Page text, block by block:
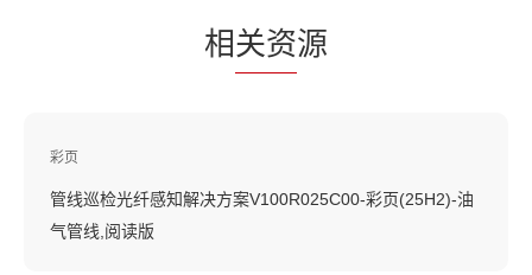
相关资源
彩页
管线巡检光纤感知解决方案V100R025C00-彩页(25H2)-油
气管线,阅读版